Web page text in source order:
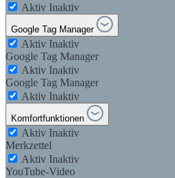
Aktiv Inaktiv
Google Tag Manager
Aktiv Inaktiv
Google Tag Manager
Aktiv Inaktiv
Google Tag Manager
Aktiv Inaktiv
Komfortfunktionen
Aktiv Inaktiv
Merkzettel
Aktiv Inaktiv
YouTube-Video